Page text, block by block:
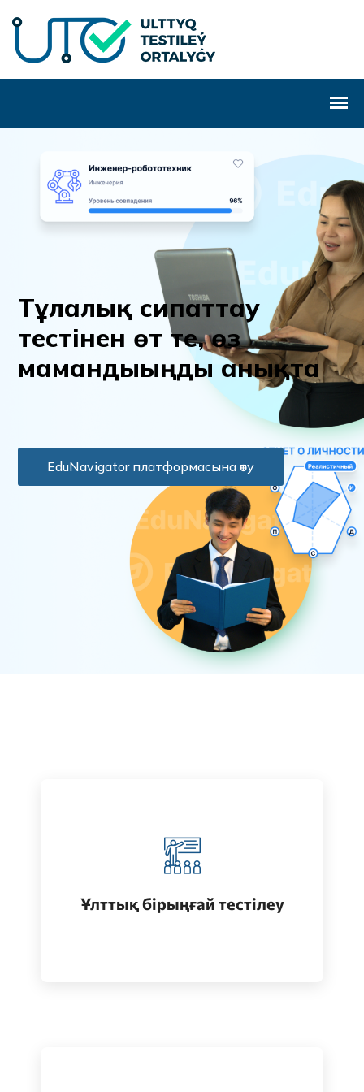
Тұлалық сипаттау
тестінен өт те, өз
мамандыыңды анықта
EduNavigator платформасына өту
Ұлттық бірыңғай тестілеу
Қазақстанда жоғары білім алу
(бакалавриат)
Өту